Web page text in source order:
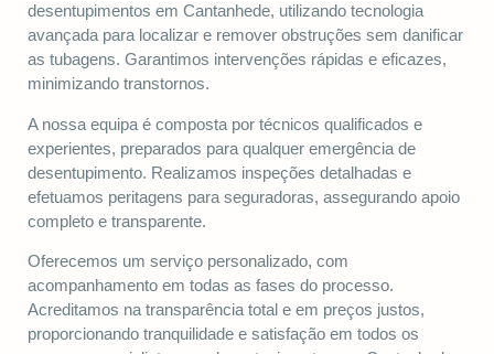
desentupimentos em Cantanhede, utilizando tecnologia
avançada para localizar e remover obstruções sem danificar
as tubagens. Garantimos intervenções rápidas e eficazes,
minimizando transtornos.
A nossa equipa é composta por técnicos qualificados e
experientes, preparados para qualquer emergência de
desentupimento. Realizamos inspeções detalhadas e
efetuamos peritagens para seguradoras, assegurando apoio
completo e transparente.
Oferecemos um serviço personalizado, com
acompanhamento em todas as fases do processo.
Acreditamos na transparência total e em preços justos,
proporcionando tranquilidade e satisfação em todos os